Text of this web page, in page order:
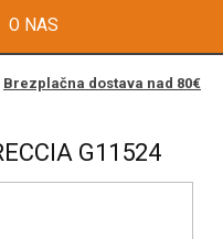
O NAS
Brezplačna dostava nad 80€
G11524